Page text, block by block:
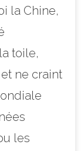
la Chine,
toile,
ne craint
les